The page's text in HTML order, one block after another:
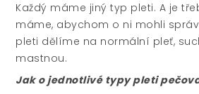
Každý máme jiný typ pleti. A je
máme, abychom o ni mohli
pleti dělíme na normální pleť,
mastnou.
Jak o jednotlivé typy pleti